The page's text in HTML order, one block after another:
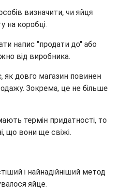
визначити, чи яйця
на коробці.
напис "продати до" або
від виробника.
як довго магазин повинен
Зокрема, це не більше
термін придатності, то
що вони ще свіжі.
і найнадійніший метод
яйце.